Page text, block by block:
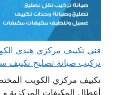
تركيب صيانة تصليح تكييف
تكييف مركزي الكويت
أعطال المكيفات المركزية و